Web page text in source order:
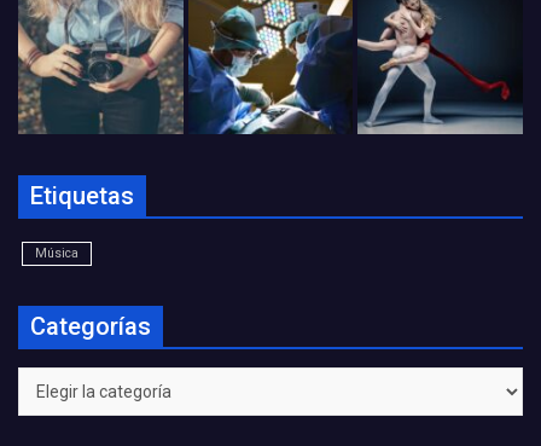
Etiquetas
Música
Categorías
Categorías